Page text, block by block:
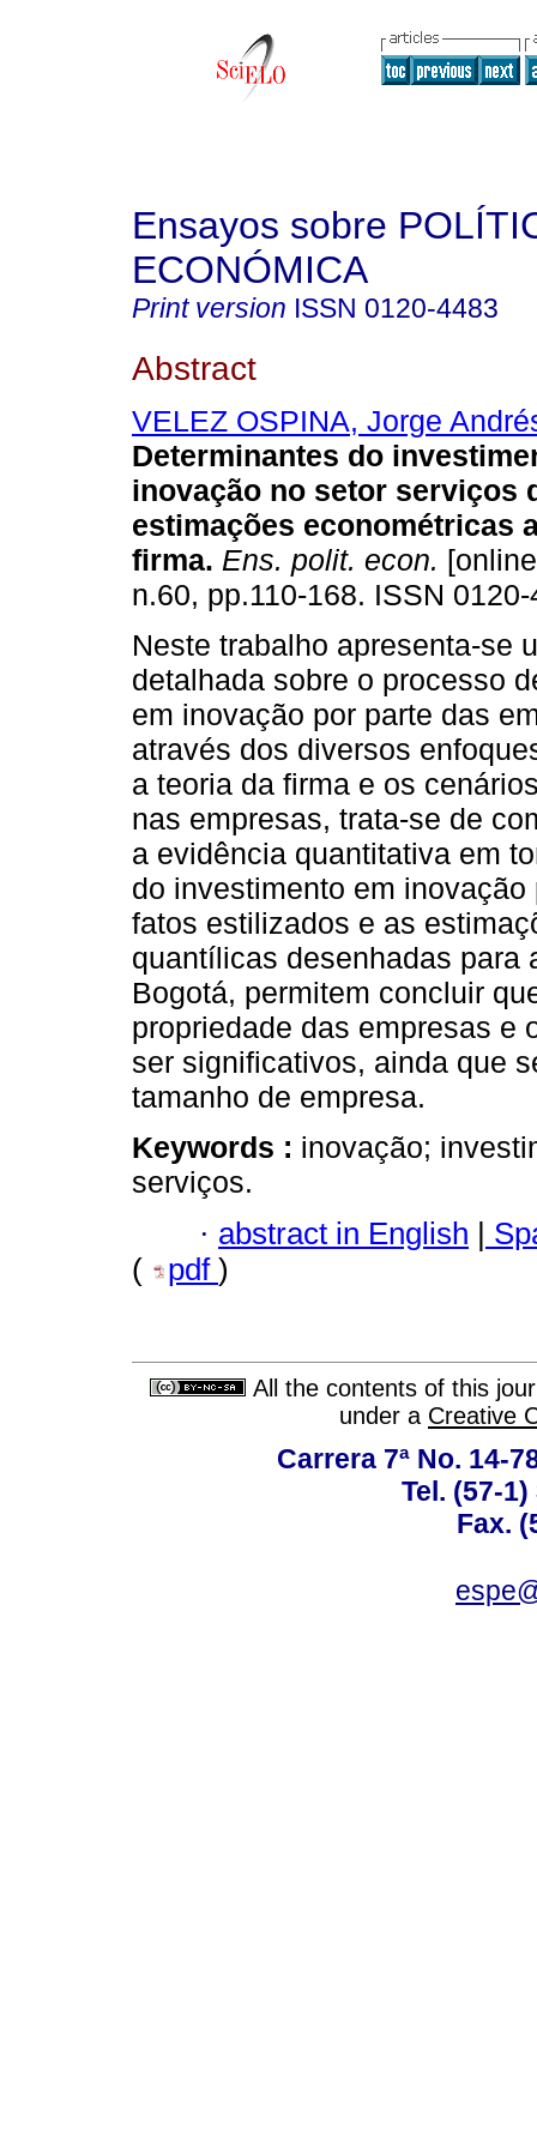
Ensayos sobre
ECONÓMICA
Print version ISSN 0120-4483
Abstract
VELEZ OSPINA, Jorge
Determinantes do
inovação no setor serviços
estimações econométricas
firma. Ens. polit. econ.
n.60, pp.110-168. ISSN
Neste trabalho apresenta-se
detalhada sobre o processo
em inovação por parte das
através dos diversos
a teoria da firma e os
nas empresas, trata-se de
a evidência quantitativa em
do investimento em
fatos estilizados e as
quantílicas desenhadas para
Bogotá, permitem concluir
propriedade das empresas e
ser significativos, ainda que
tamanho de empresa.
Keywords : inovação;
serviços.
· abstract in English |
(
pdf )
All the contents of this
under a Creative
Carrera 7ª No. 14-
Tel. (57-
Fax.